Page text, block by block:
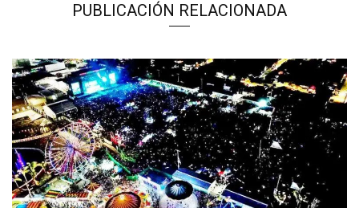
PUBLICACIÓN RELACIONADA